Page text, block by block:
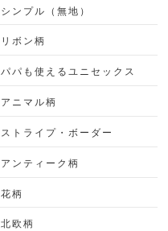
シンプル（無地）
リボン柄
パパも使えるユニセックス
アニマル柄
ストライプ・ボーダー
アンティーク柄
花柄
北欧柄